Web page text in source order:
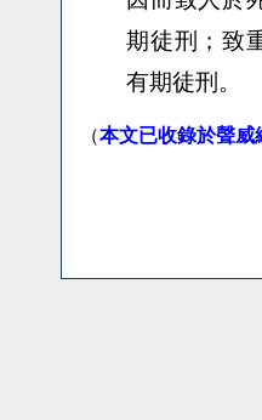
期徒刑；致
有期徒刑。
（本文已收錄於聲威